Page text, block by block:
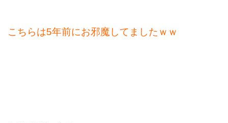
こちらは5年前にお邪魔してましたｗｗ